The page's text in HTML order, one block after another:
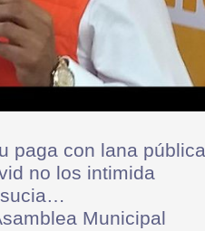
paga con lana pública
no los intimida
Municipal